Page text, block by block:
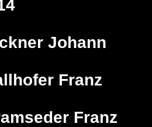
Johann
Franz
Franz